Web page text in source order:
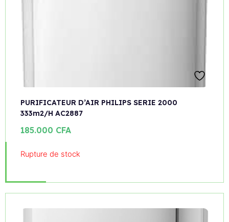
PURIFICATEUR D’AIR PHILIPS SERIE 2000
333m2/H AC2887
185.000 CFA
Rupture de stock